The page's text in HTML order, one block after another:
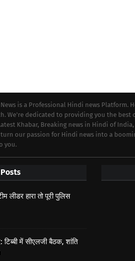
News is a Professional Hindi news
We're dedicated to providing you the
Khabar, Breaking news in Hindi of
our passion for Hindi news into a
you.
लीडर हारा तो पूरी पुलिस
टिब्बी में सीएलजी बैठक, शांति